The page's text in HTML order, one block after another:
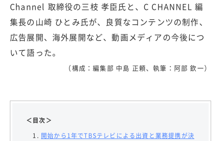
Channel 取締役の三枝 孝臣氏と、C CHANNEL 編
集長の山崎 ひとみ氏が、良質なコンテンツの制作、
広告展開、海外展開など、動画メディアの今後につ
いて語った。
（構成：編集部 中島 正頼、執筆：阿部 欽一）
＜目次＞
開始から1年でTBSテレビによる出資と業務提携が決